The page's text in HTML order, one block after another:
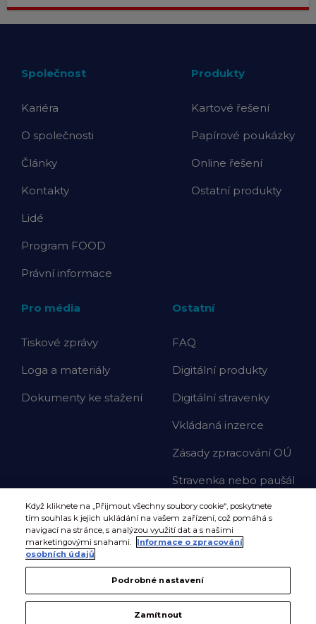
Společnost
Kariéra
O společnosti
Články
Kontakty
Lidé
Program FOOD
Právní informace
Produkty
Kartové řešení
Papírové poukázky
Online řešení
Ostatní produkty
Pro média
Tiskové zprávy
Loga a materiály
Dokumenty ke stažení
Ostatní
FAQ
Digitální produkty
Digitální stravenky
Vkládaná inzerce
Zásady zpracování OÚ
Stravenka nebo paušál
Když kliknete na „Přijmout všechny soubory cookie“, poskytnete
tím souhlas k jejich ukládání na vašem zařízení, což pomáhá s
navigací na stránce, s analýzou využití dat a s našimi
marketingovými snahami.
Informace o zpracování
osobních údajů
Podrobné nastavení
Zamítnout